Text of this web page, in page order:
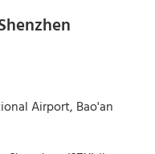
Airport, Bao'an